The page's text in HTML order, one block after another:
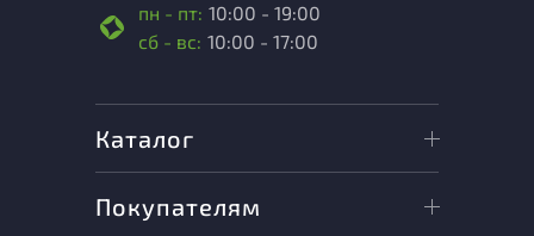
пн - пт: 10:00 - 19:00
сб - вс: 10:00 - 17:00
Каталог
Покупателям